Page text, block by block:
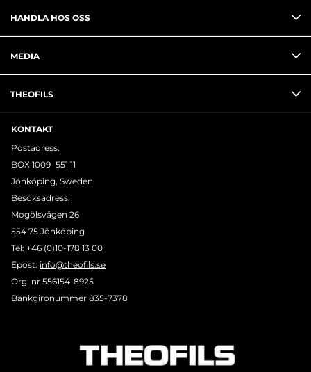
HANDLA HOS OSS
MEDIA
THEOFILS
KONTAKT
Postadress:
BOX 1009 551 11
Jönköping, Sweden
Besöksadress:
Mogölsvägen 26
554 75 Jönköping
Tel: +46 (0)10-178 13 00
Epost: info@theofils.se
Org. nr 556154-8925
Bankgironummer 835-7378